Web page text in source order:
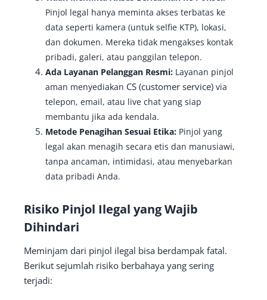
Pinjol legal hanya meminta akses terbatas ke
data seperti kamera (untuk selfie KTP), lokasi,
dan dokumen. Mereka tidak mengakses kontak
pribadi, galeri, atau panggilan telepon.
Ada Layanan Pelanggan Resmi: Layanan pinjol
aman menyediakan CS (customer service) via
telepon, email, atau live chat yang siap
membantu jika ada kendala.
Metode Penagihan Sesuai Etika: Pinjol yang
legal akan menagih secara etis dan manusiawi,
tanpa ancaman, intimidasi, atau menyebarkan
data pribadi Anda.
Risiko Pinjol Ilegal yang Wajib
Dihindari
Meminjam dari pinjol ilegal bisa berdampak fatal.
Berikut sejumlah risiko berbahaya yang sering
terjadi: